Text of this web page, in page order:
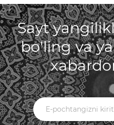
Sayt
bo'ling va